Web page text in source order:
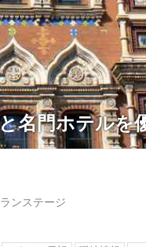
名門ホテルを
ンステージ